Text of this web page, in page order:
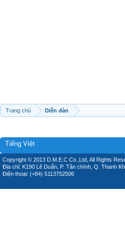
Trang chủ Diễn đàn
Tiếng Việt
Copyright © 2013 D.M.E.C Co.,Ltd, All Rights
Địa chỉ: K190 Lê Duẩn, P. Tân chính, Q. Thanh
Điện thoại: (+84) 5113752506